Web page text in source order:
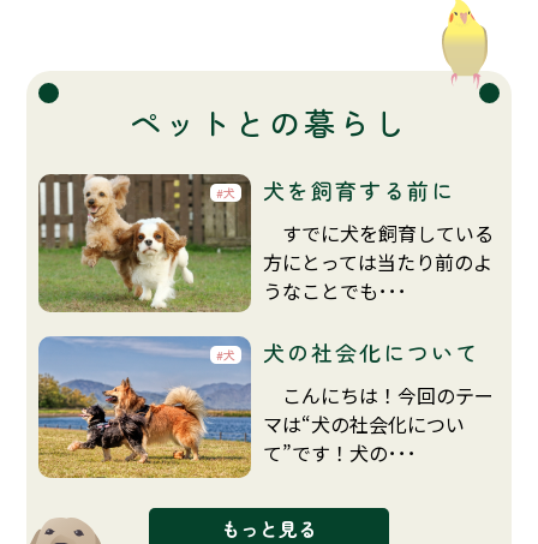
ペットとの暮らし
犬 犬を飼育する前に
すでに犬を飼育している
方にとっては当たり前のよ
うなことでも･･･
犬 犬の社会化について
こんにちは！今回のテー
マは“犬の社会化につい
て”です！犬の･･･
もっと見る